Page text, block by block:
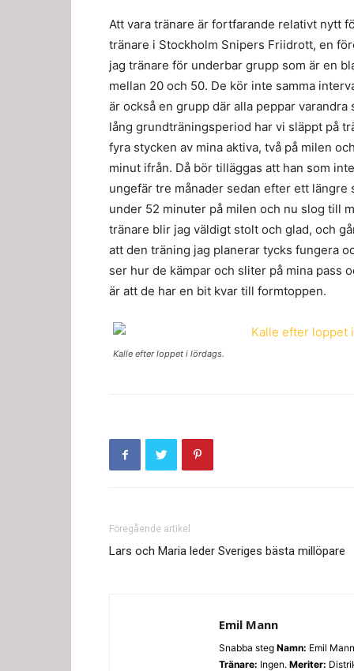
Att vara tränare är fortfarande relativt nytt
tränare i Stockholm Snipers Friidrott, en
jag tränare för underbar grupp som är en
mellan 20 och 50. De kör inte samma
är också en grupp där alla peppar
lång grundträningsperiod har vi släppt på
fyra stycken av mina aktiva, två på milen
minut ifrån. Då bör tilläggas att han som
ungefär tre månader sedan efter ett längre
under 52 minuter på milen och nu slog till
tränare blir jag väldigt stolt och glad, och
att den träning jag planerar tycks fungera
ser hur de kämpar och sliter på mina pass
är att de har en bit kvar till formtoppen.
Kalle efter loppet i lördags.
Föregående artikel
Lars och Maria leder Sveriges bästa millöpare
Emil Mann
Snabba steg Namn: Emil
Tränare: Ingen. Meriter: